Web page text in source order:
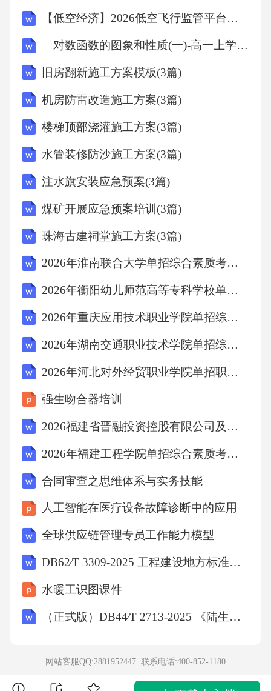
标准之一，但不是唯一标准。B项错误，许可并
法典调整范围。故选C。7．某博物馆展出一幅
古代字画，参观者李某未经允许触摸并损坏了
字画。根据《中华人民共和国民法典》，博物
馆可要求李某承担()责任。A、行政责任B、刑
析：《中华人民共和国民法典》第一百七十九
条规定，民事责任包括停止侵害、排除妨碍、
消除危险、恢复原状、赔偿损失等。李某损坏
字画，博物馆可要求其承担民事责任。A项错
误，违法行为可能涉及行政责任，但此处责任
性质为民事。B项错误，损坏文物可能涉及犯
罪，但题干未提及达到犯罪程度。D项错误，民
事责任属于广义责任的一种，但此处应具体为
屋，擅自占用林地。根据《中华人民共和国森
林法》，张某的行为可能受到()处罚。A、民事
赔偿B、行政拘留C、刑事拘留D、行政处罚答
案：D解析：《中华人民共和国森林法》第七十
二条规定，违反本法规定，非法占用林地、林
地上的森林或者其他林木的，由县级以上人民
政府林业主管部门责令停止违法行为，限期恢
复原状或者采取其他补救措施，可以处恢复原
或者不采取其他补救措施的，可以代为恢复原
状或者采取其他补救措施，所需费用由违法者
承担。题干中张某擅自占用林地，可能受到行
政处罚。A项错误，民事赔偿适用于侵权责任。
【低空经济】2026低空飞行监管平台设计方案
对数函数的图象和性质(一)-高一上学期数学课时作业人教版A版（含解析）
旧房翻新施工方案模板(3篇)
机房防雷改造施工方案(3篇)
楼梯顶部浇灌施工方案(3篇)
水管装修防沙施工方案(3篇)
注水旗安装应急预案(3篇)
煤矿开展应急预案培训(3篇)
珠海古建祠堂施工方案(3篇)
2026年淮南联合大学单招综合素质考试参考题库含详细答案解析
2026年衡阳幼儿师范高等专科学校单招综合素质笔试备考试题含详细答案解析
2026年重庆应用技术职业学院单招综合素质笔试备考题库含详细答案解析
2026年湖南交通职业技术学院单招综合素质考试备考试题含详细答案解析
2026年河北对外经贸职业学院单招职业技能考试参考题库含详细答案解析
强生吻合器培训
2026福建省晋融投资控股有限公司及权属子公司招聘工作人员6人考试备考题库及答案解析
2026年福建工程学院单招综合素质考试模拟试题含详细答案解析
合同审查之思维体系与实务技能
人工智能在医疗设备故障诊断中的应用
全球供应链管理专员工作能力模型
DB62∕T 3309-2025 工程建设地方标准编制标准
水暖工识图课件
（正式版）DB44∕T 2713-2025 《陆生野生动物样品采集和保存技术规范》
网站客服QQ:2881952447 联系电话:400-852-1180